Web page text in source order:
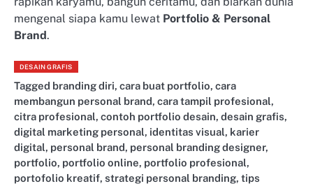
mengenal siapa kamu lewat Portfolio & Personal
Brand.
DESAIN GRAFIS
Tagged branding diri, cara buat portfolio, cara
membangun personal brand, cara tampil profesional,
citra profesional, contoh portfolio desain, desain grafis,
digital marketing personal, identitas visual, karier
digital, personal brand, personal branding designer,
portfolio, portfolio online, portfolio profesional,
portofolio kreatif, strategi personal branding, tips